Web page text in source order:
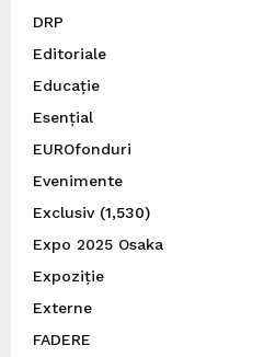
DRP
Editoriale
Educație
Esențial
EUROfonduri
Evenimente
Exclusiv(1,530)
Expo 2025 Osaka
Expoziție
Externe
FADERE